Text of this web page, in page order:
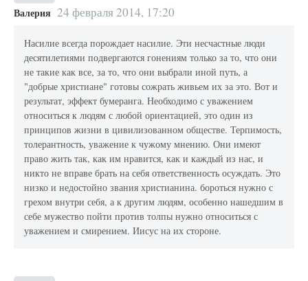
Валерия 24 февраля 2014, 17:20
Насилие всегда порождает насилие. Эти несчастные люди
десятилетиями подвергаются гонениям только за то, что они
не такие как все, за то, что они выбрали иной путь, а
"добрые христиане" готовы сожрать живьем их за это. Вот и
результат, эффект бумеранга. Необходимо с уважением
относиться к людям с любой ориентацией, это один из
принципов жизни в цивилизованном обществе. Терпимость,
толерантность, уважение к чужому мнению. Они имеют
право жить так, как им нравится, как и каждый из нас, и
никто не вправе брать на себя ответственность осуждать. Это
низко и недостойно звания христианина. бороться нужно с
грехом внутри себя, а к другим людям, особенно нашедшим в
себе мужество пойти против толпы нужно относиться с
уважением и смирением. Иисус на их стороне.